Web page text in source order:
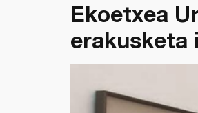
Ekoetxea
erakusketa